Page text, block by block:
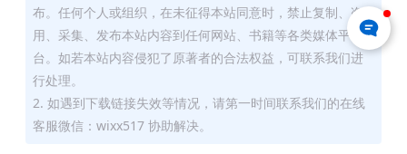
布。任何个人或组织，在未征得本站同意时，禁止复制、盗
用、采集、发布本站内容到任何网站、书籍等各类媒体平
台。如若本站内容侵犯了原著者的合法权益，可联系我们进
行处理。
2. 如遇到下载链接失效等情况，请第一时间联系我们的在线
客服微信：wixx517 协助解决。